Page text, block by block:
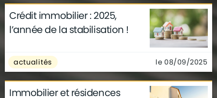
Crédit immobilier : 2025,
l’année de la stabilisation !
actualités le 08/09/2025
Immobilier et résidences